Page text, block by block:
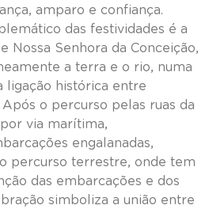
amparo e confiança.
das festividades é a
Nossa Senhora da Conceição,
a terra e o rio, numa
ligação histórica entre
o percurso pelas ruas da
via marítima,
engalanadas,
percurso terrestre, onde tem
das embarcações e dos
simboliza a união entre